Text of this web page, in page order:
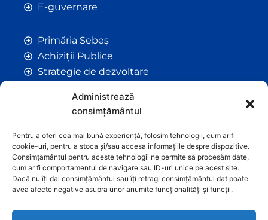
Administrează
consimțământul
Pentru a oferi cea mai bună experiență, folosim tehnologii, cum ar fi
cookie-uri, pentru a stoca și/sau accesa informațiile despre dispozitive.
Consimțământul pentru aceste tehnologii ne permite să procesăm date,
cum ar fi comportamentul de navigare sau ID-uri unice pe acest site.
Dacă nu îți dai consimțământul sau îți retragi consimțământul dat poate
avea afecte negative asupra unor anumite funcționalități și funcții.
E-guvernare
Primăria Sebeș
Achiziții Publice
Strategie de dezvoltare
Taxe și Impozite Locale
Anunțuri
Hotarâri de Consiliu
Certificate de Urbanism
Autorizații de Construcții
Orașe Înfrățite
Contact